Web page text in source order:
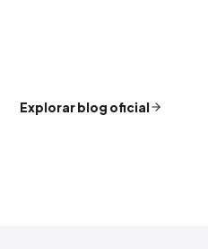
Explorar blog oficial